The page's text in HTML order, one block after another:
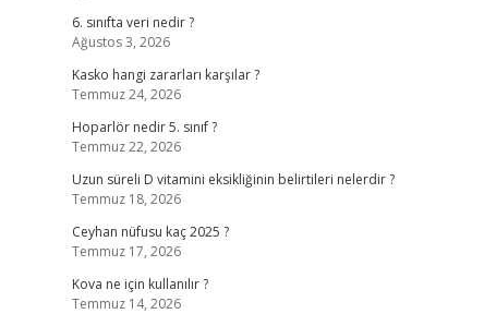
6. sınıfta veri nedir ?
Ağustos 3, 2026
Kasko hangi zararları karşılar ?
Temmuz 24, 2026
Hoparlör nedir 5. sınıf ?
Temmuz 22, 2026
Uzun süreli D vitamini eksikliğinin belirtileri nelerdir ?
Temmuz 18, 2026
Ceyhan nüfusu kaç 2025 ?
Temmuz 17, 2026
Kova ne için kullanılır ?
Temmuz 14, 2026